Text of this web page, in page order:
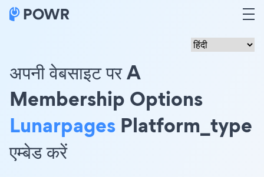
अपनी वेबसाइट पर A
Membership Options
Lunarpages Platform_type
एम्बेड करें